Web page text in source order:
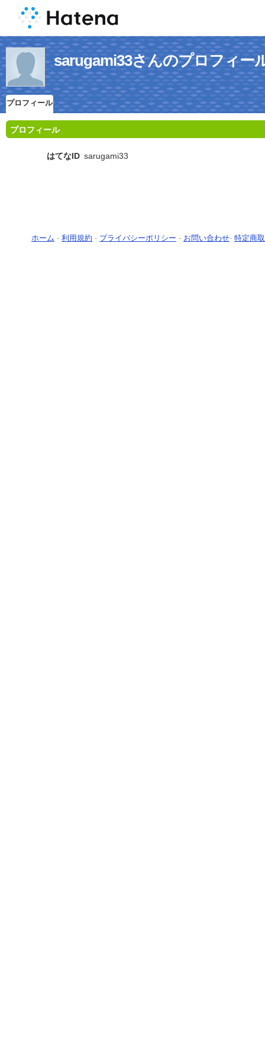
sarugami33さんのプロフィー
プロフィール
プロフィール
はてなID sarugami33
ホーム - 利用規約 - プライバシーポリシー - お問い合わせ- 特定商